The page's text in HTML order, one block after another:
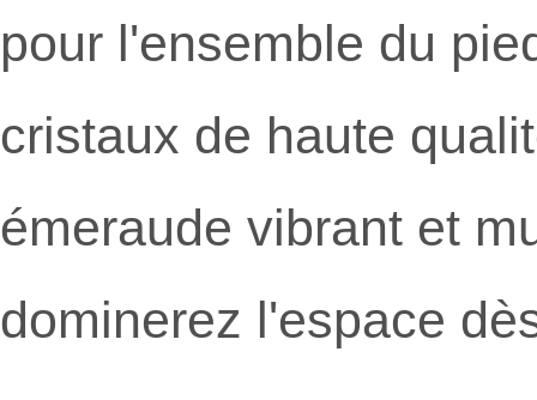
pour l'ensemble du
cristaux de haute
émeraude vibrant et
dominerez l'espace